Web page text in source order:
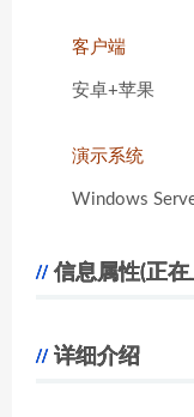
客户端
安卓+苹果
演示系统
Windows
信息属性(正
详细介绍